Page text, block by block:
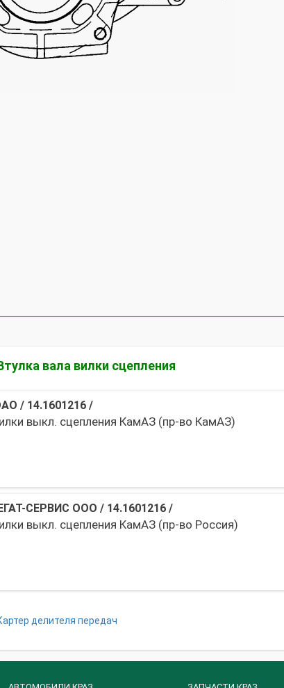
вала вилки сцепления
/ 14.1601216/
выкл. сцепления КамАЗ (пр-во КамАЗ)
СЕРВИС ООО / 14.1601216/
выкл. сцепления КамАЗ (пр-во Россия)
делителя передач